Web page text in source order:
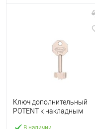
Ключ дополнительный
POTENT к накладным